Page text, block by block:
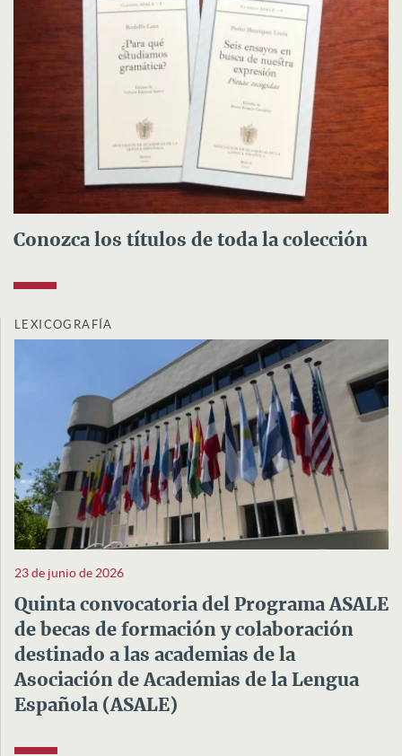
Conozca los títulos de toda la colección
LEXICOGRAFÍA
23 de junio de 2026
Quinta convocatoria del Programa ASALE
de becas de formación y colaboración
destinado a las academias de la
Asociación de Academias de la Lengua
Española (ASALE)